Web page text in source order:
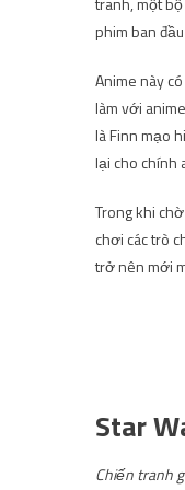
phim ban
Anime này
làm với
là Finn mạo
lại cho chính
Trong khi
chơi các trò
trở nên mới
Star
Chiến tranh